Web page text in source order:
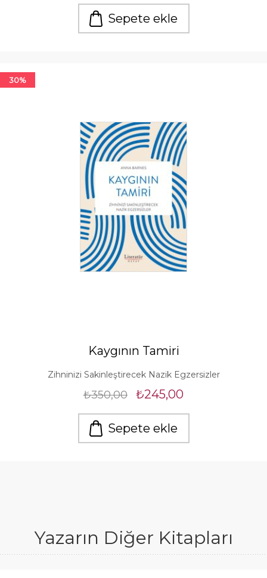
Sepete ekle
30%
Kaygının Tamiri
Zihninizi Sakinleştirecek Nazik Egzersizler
₺350,00 ₺245,00
Sepete ekle
Yazarın Diğer Kitapları